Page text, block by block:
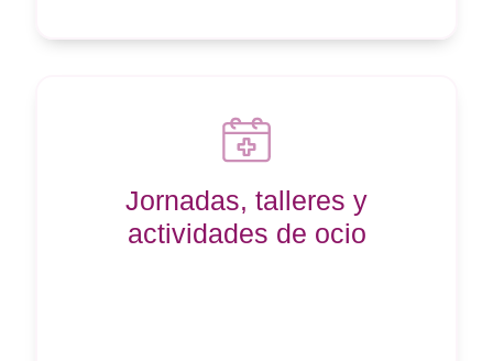
Jornadas, talleres y
actividades de ocio